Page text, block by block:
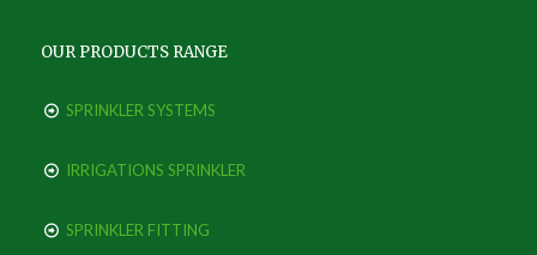
OUR PRODUCTS RANGE
SPRINKLER SYSTEMS
IRRIGATIONS SPRINKLER
SPRINKLER FITTING